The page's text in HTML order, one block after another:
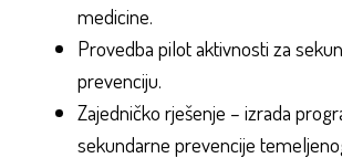
medicine.
Provedba pilot aktivnosti za
prevenciju.
Zajedničko rješenje – izrada
sekundarne prevencije